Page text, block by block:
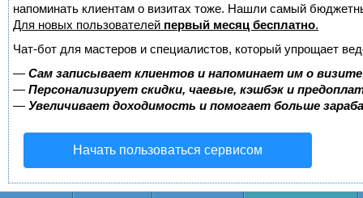
напоминать клиентам о визитах тоже. Нашли самый
Для новых пользователей первый месяц бесплатно.
Чат-бот для мастеров и специалистов, который упрощает
— Сам записывает клиентов и напоминает им о
— Персонализирует скидки, чаевые, кэшбэк и
— Увеличивает доходимость и помогает больше
Начать пользоваться сервисом